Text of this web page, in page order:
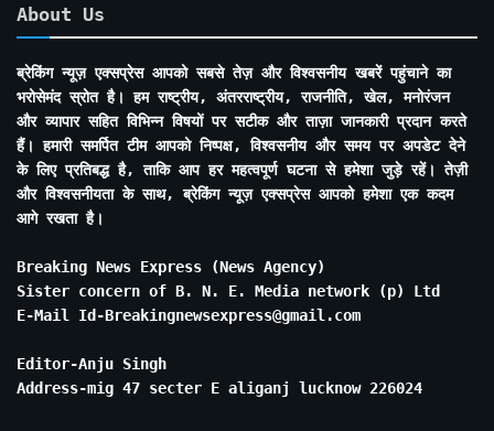
About Us
ब्रेकिंग न्यूज़ एक्सप्रेस आपको सबसे तेज़ और विश्वसनीय खबरें पहुंचाने का
भरोसेमंद स्रोत है। हम राष्ट्रीय, अंतरराष्ट्रीय, राजनीति, खेल, मनोरंजन
और व्यापार सहित विभिन्न विषयों पर सटीक और ताज़ा जानकारी प्रदान करते
हैं। हमारी समर्पित टीम आपको निष्पक्ष, विश्वसनीय और समय पर अपडेट देने
के लिए प्रतिबद्ध है, ताकि आप हर महत्वपूर्ण घटना से हमेशा जुड़े रहें। तेज़ी
और विश्वसनीयता के साथ, ब्रेकिंग न्यूज़ एक्सप्रेस आपको हमेशा एक कदम
आगे रखता है।
Breaking News Express (News Agency)
Sister concern of B. N. E. Media network (p) Ltd
E-Mail Id-Breakingnewsexpress@gmail.com
Editor-Anju Singh
Address-mig 47 secter E aliganj lucknow 226024